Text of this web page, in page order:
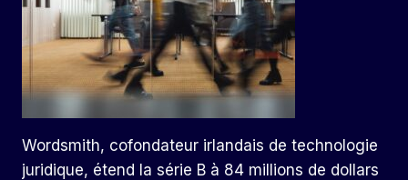
Wordsmith, cofondateur irlandais de technologie
juridique, étend la série B à 84 millions de dollars